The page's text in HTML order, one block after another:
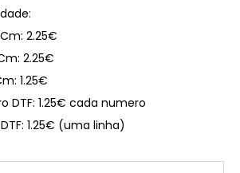
2.25€
2.25€
1.25€
DTF: 1.25€ cada numero
1.25€ (uma linha)